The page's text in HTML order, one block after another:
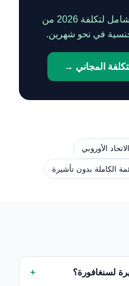
احصل على تقدير دقيق وشامل لتكلفة 2026 من
في نحو شهرين.
المجاني →
الكاملة بدون تأشيرة
لسنغافورة؟